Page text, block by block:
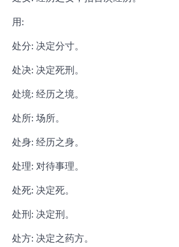
用:
处分: 决定分寸。
处决: 决定死刑。
处境: 经历之境。
处所: 场所。
处身: 经历之身。
处理: 对待事理。
处死: 决定死。
处刑: 决定刑。
处方: 决定之药方。